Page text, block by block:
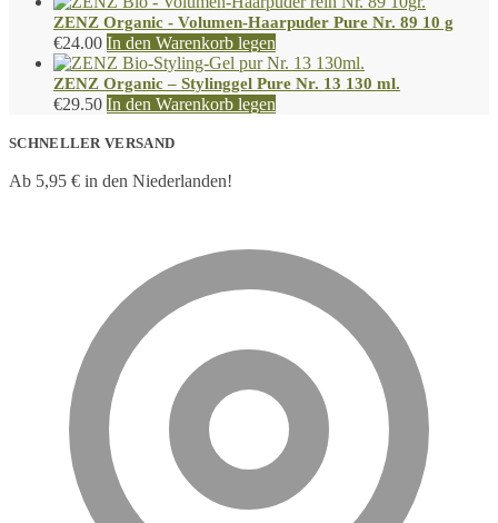
ZENZ Organic - Volumen-Haarpuder Pure Nr. 89 10 g
€24.00 In den Warenkorb legen
ZENZ Organic – Stylinggel Pure Nr. 13 130 ml.
€29.50 In den Warenkorb legen
SCHNELLER VERSAND
Ab 5,95 € in den Niederlanden!